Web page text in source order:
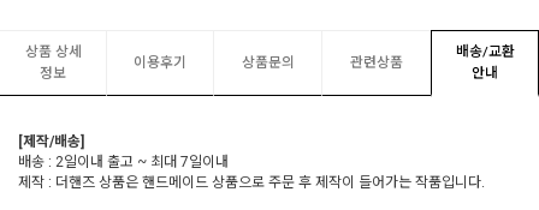
상품 상세
정보
이용후기 상품문의 관련상품
배송/교환
안내
[제작/배송]
배송 : 2일이내 출고 ~ 최대 7일이내
제작 : 더핸즈 상품은 핸드메이드 상품으로 주문 후 제작이 들어가는 작품입니다.